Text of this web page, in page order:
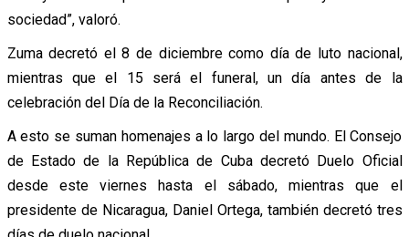
sociedad”, valoró.
Zuma decretó el 8 de diciembre como día de luto nacional,
mientras que el 15 será el funeral, un día antes de la
celebración del Día de la Reconciliación.
A esto se suman homenajes a lo largo del mundo. El Consejo
de Estado de la República de Cuba decretó Duelo Oficial
desde este viernes hasta el sábado, mientras que el
presidente de Nicaragua, Daniel Ortega, también decretó tres